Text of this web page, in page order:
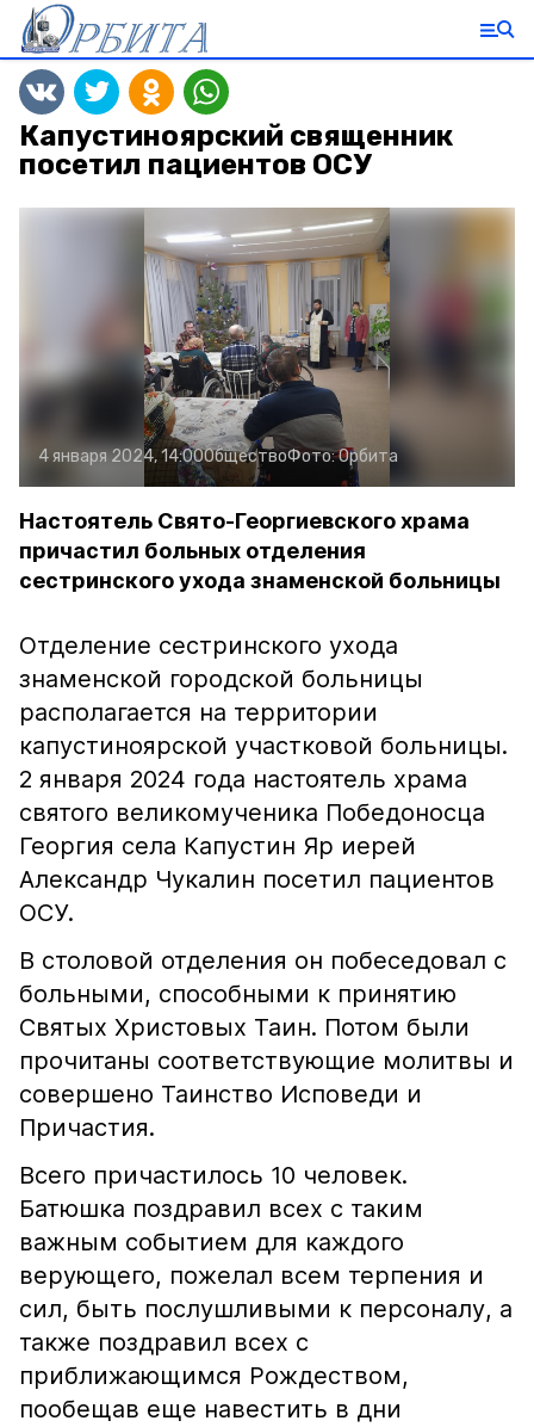
Капустиноярский священник
посетил пациентов ОСУ
4 января 2024, 14:00ОбществоФото:Орбита
Настоятель Свято-Георгиевского храма
причастил больных отделения
сестринского ухода знаменской больницы
Отделение сестринского ухода
знаменской городской больницы
располагается на территории
капустиноярской участковой больницы.
2 января 2024 года настоятель храма
святого великомученика Победоносца
Георгия села Капустин Яр иерей
Александр Чукалин посетил пациентов
ОСУ.
В столовой отделения он побеседовал с
больными, способными к принятию
Святых Христовых Таин. Потом были
прочитаны соответствующие молитвы и
совершено Таинство Исповеди и
Причастия.
Всего причастилось 10 человек.
Батюшка поздравил всех с таким
важным событием для каждого
верующего, пожелал всем терпения и
сил, быть послушливыми к персоналу, а
также поздравил всех с
приближающимся Рождеством,
пообещав еще навестить в дни